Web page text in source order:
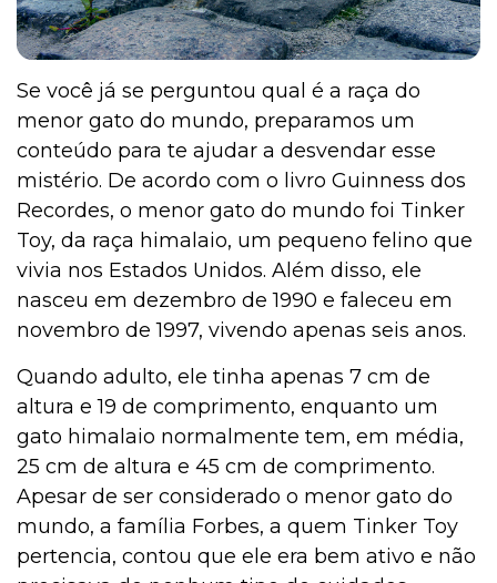
Se você já se perguntou qual é a raça do
menor gato do mundo, preparamos um
conteúdo para te ajudar a desvendar esse
mistério. De acordo com o livro Guinness dos
Recordes, o menor gato do mundo foi Tinker
Toy, da raça himalaio, um pequeno felino que
vivia nos Estados Unidos. Além disso, ele
nasceu em dezembro de 1990 e faleceu em
novembro de 1997, vivendo apenas seis anos.
Quando adulto, ele tinha apenas 7 cm de
altura e 19 de comprimento, enquanto um
gato himalaio normalmente tem, em média,
25 cm de altura e 45 cm de comprimento.
Apesar de ser considerado o menor gato do
mundo, a família Forbes, a quem Tinker Toy
pertencia, contou que ele era bem ativo e não